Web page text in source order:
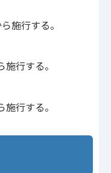
施行する。
行する。
行する。